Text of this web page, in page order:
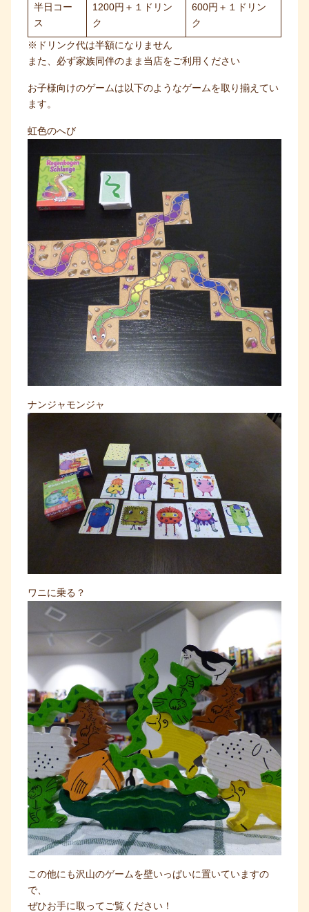
半日コー
ス
1200円＋１ドリン
ク
600円＋１ドリン
ク
※ドリンク代は半額になりません
また、必ず家族同伴のまま当店をご利用ください
お子様向けのゲームは以下のようなゲームを取り揃えてい
ます。
虹色のへび
ナンジャモンジャ
ワニに乗る？
この他にも沢山のゲームを壁いっぱいに置いていますの
で、
ぜひお手に取ってご覧ください！